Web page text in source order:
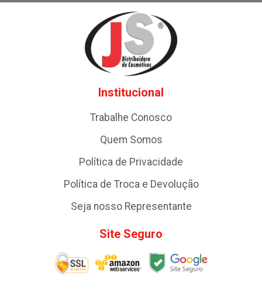
Institucional
Trabalhe Conosco
Quem Somos
Política de Privacidade
Política de Troca e Devolução
Seja nosso Representante
Site Seguro